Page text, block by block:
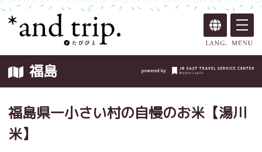
福島
福島県一小さい村の自慢のお米【湯川
米】